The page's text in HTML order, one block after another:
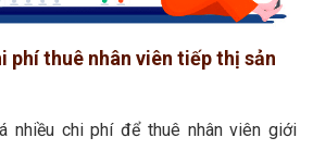
phí thuê nhân viên tiếp thị sản
nhiều chi phí để thuê nhân viên giới